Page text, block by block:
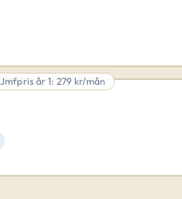
Jmfpris år 1: 279 kr/mån